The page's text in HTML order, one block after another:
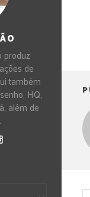
produz
de
também
HQ,
além de